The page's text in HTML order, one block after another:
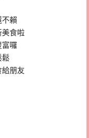
不賴
美食啦
富囉
鬆
朋友